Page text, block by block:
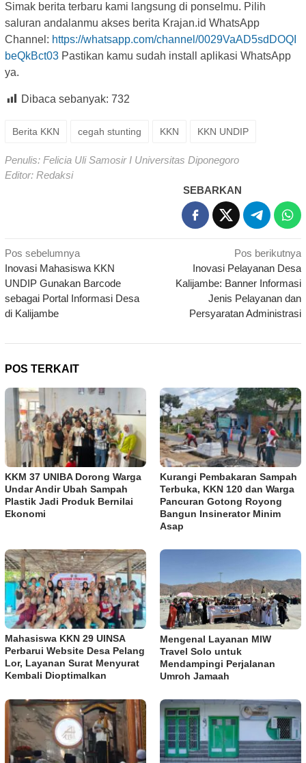
Simak berita terbaru kami langsung di ponselmu. Pilih
saluran andalanmu akses berita Krajan.id WhatsApp
Channel: https://whatsapp.com/channel/0029VaAD5sdDOQI
beQkBct03 Pastikan kamu sudah install aplikasi WhatsApp
ya.
Dibaca sebanyak: 732
Berita KKN cegah stunting KKN KKN UNDIP
Penulis: Felicia Uli Samosir I Universitas Diponegoro
Editor: Redaksi
SEBARKAN
Navigasi
pos
Pos sebelumnya
Inovasi Mahasiswa KKN
UNDIP Gunakan Barcode
sebagai Portal Informasi Desa
di Kalijambe
Pos berikutnya
Inovasi Pelayanan Desa
Kalijambe: Banner Informasi
Jenis Pelayanan dan
Persyaratan Administrasi
POS TERKAIT
KKM 37 UNIBA Dorong Warga
Undar Andir Ubah Sampah
Plastik Jadi Produk Bernilai
Ekonomi
Kurangi Pembakaran Sampah
Terbuka, KKN 120 dan Warga
Pancuran Gotong Royong
Bangun Insinerator Minim
Asap
Mahasiswa KKN 29 UINSA
Perbarui Website Desa Pelang
Lor, Layanan Surat Menyurat
Kembali Dioptimalkan
Mengenal Layanan MIW
Travel Solo untuk
Mendampingi Perjalanan
Umroh Jamaah